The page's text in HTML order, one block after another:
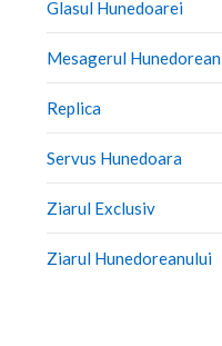
Glasul Hunedoarei
Mesagerul Hunedorean
Replica
Servus Hunedoara
Ziarul Exclusiv
Ziarul Hunedoreanului